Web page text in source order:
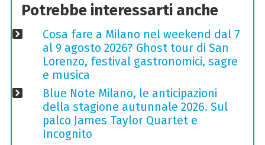
Potrebbe interessarti anche
Cosa fare a Milano nel weekend dal 7
al 9 agosto 2026? Ghost tour di San
Lorenzo, festival gastronomici, sagre
e musica
Blue Note Milano, le anticipazioni
della stagione autunnale 2026. Sul
palco James Taylor Quartet e
Incognito